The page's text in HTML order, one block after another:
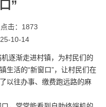
”
点击：1873
10-14
渐走进村镇，为村民们的
生活的“新窗口”，让村民们在
以往办事、缴费跑远路的麻